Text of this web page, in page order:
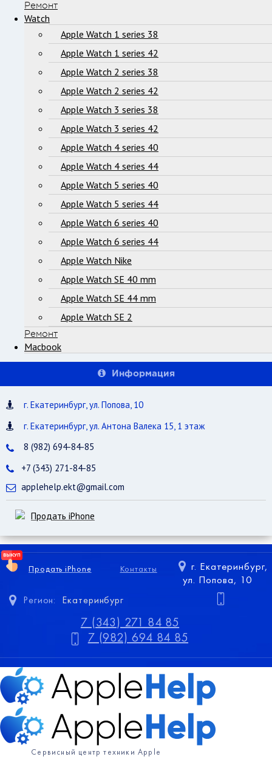
Ремонт
Watch
Apple Watch 1 series 38
Apple Watch 1 series 42
Apple Watch 2 series 38
Apple Watch 2 series 42
Apple Watch 3 series 38
Apple Watch 3 series 42
Apple Watch 4 series 40
Apple Watch 4 series 44
Apple Watch 5 series 40
Apple Watch 5 series 44
Apple Watch 6 series 40
Apple Watch 6 series 44
Apple Watch Nike
Apple Watch SE 40 mm
Apple Watch SE 44 mm
Apple Watch SE 2
Ремонт
Macbook
Информация
г. Екатеринбург, ул. Попова, 10
г. Екатеринбург, ул. Антона Валека 15, 1 этаж
8 (982) 694-84-85
+7 (343) 271-84-85
applehelp.ekt@gmail.com
Продать iPhone
Продать iPhone Контакты
Регион: Екатеринбург
г. Екатеринбург,
ул. Попова, 10
7 (343) 271 84 85
7 (982) 694 84 85
Сервисный центр техники Apple